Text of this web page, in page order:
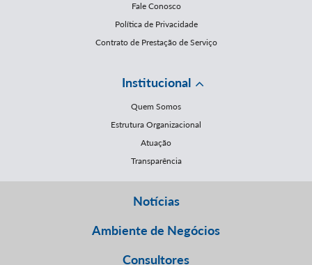
Fale Conosco
Política de Privacidade
Contrato de Prestação de Serviço
Institucional
Quem Somos
Estrutura Organizacional
Atuação
Transparência
Notícias
Ambiente de Negócios
Consultores